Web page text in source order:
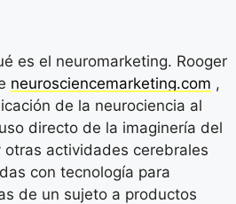
es el neuromarketing. Rooger
neurosciencemarketing.com ,
de la neurociencia al
directo de la imaginería del
otras actividades cerebrales
con tecnología para
de un sujeto a productos